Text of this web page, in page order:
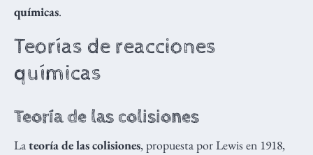
químicas.
Teorías de reacciones
químicas
Teoría de las colisiones
Lateoría de las colisiones, propuesta por Lewis en 1918,